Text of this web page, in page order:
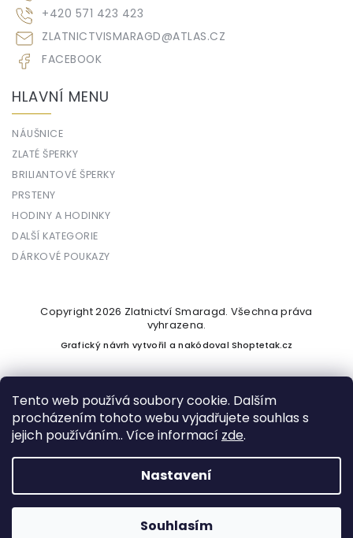
Tento web používá soubory cookie. Dalším
procházením tohoto webu vyjadřujete souhlas s
jejich používáním.. Více informací zde.
Nastavení
Souhlasím
ZLATNICTVISMARAGD@ATLAS.CZ
+420 571 423 423
FACEBOOK
HLAVNÍ MENU
NÁUŠNICE
ZLATÉ ŠPERKY
BRILIANTOVÉ ŠPERKY
PRSTENY
HODINY A HODINKY
DALŠÍ KATEGORIE
DÁRKOVÉ POUKAZY
Vytvořil Shoptet
Copyright 2026 Zlatnictví Smaragd. Všechna práva
vyhrazena.
Grafický návrh vytvořil a nakódovalShoptetak.cz
Podle zákona o evidenci tržeb je prodávající povinen vystavit
kupujícímu účtenku. Zároveň je povinen zaevidovat přijatou
tržbu u správce daně online; v případě technického výpadku
pak nejpozději do 48 hodin.